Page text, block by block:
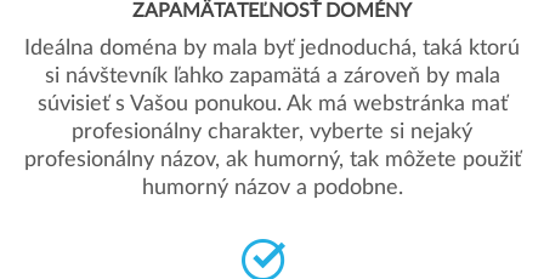
ZAPAMÄTATEĽNOSŤ DOMÉNY
Ideálna doména by mala byť jednoduchá, taká ktorú
si návštevník ľahko zapamätá a zároveň by mala
súvisieť s Vašou ponukou. Ak má webstránka mať
profesionálny charakter, vyberte si nejaký
profesionálny názov, ak humorný, tak môžete použiť
humorný názov a podobne.